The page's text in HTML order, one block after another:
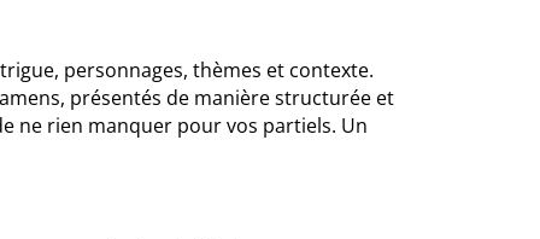
personnages, thèmes et contexte.
présentés de manière structurée et
ne rien manquer pour vos partiels. Un